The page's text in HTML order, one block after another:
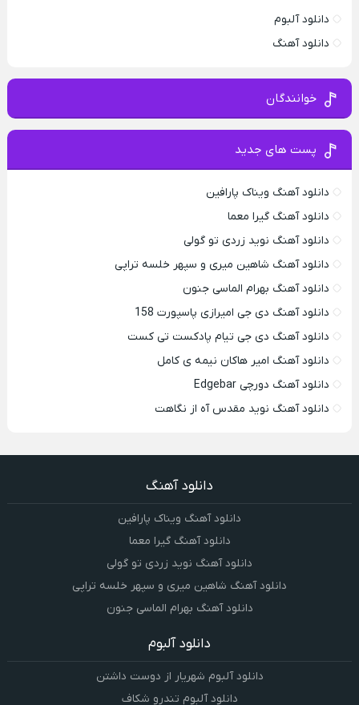
دانلود آلبوم
دانلود آهنگ
خوانندگان
پست های جدید
دانلود آهنگ ویناک پارافین
دانلود آهنگ گیرا معما
دانلود آهنگ نوید زردی تو گولی
دانلود آهنگ شاهین میری و سپهر خلسه تراپی
دانلود آهنگ بهرام الماسی جنون
دانلود آهنگ دی جی امیرازی پاسپورت 158
دانلود آهنگ دی جی تیام پادکست تی کست
دانلود آهنگ امیر هاکان نیمه ی کامل
دانلود آهنگ دورچی Edgebar
دانلود آهنگ نوید مقدس آه از نگاهت
دانلود آهنگ
دانلود آهنگ ویناک پارافین
دانلود آهنگ گیرا معما
دانلود آهنگ نوید زردی تو گولی
دانلود آهنگ شاهین میری و سپهر خلسه تراپی
دانلود آهنگ بهرام الماسی جنون
دانلود آلبوم
دانلود آلبوم شهریار از دوست داشتن
دانلود آلبوم تندرو شکاف